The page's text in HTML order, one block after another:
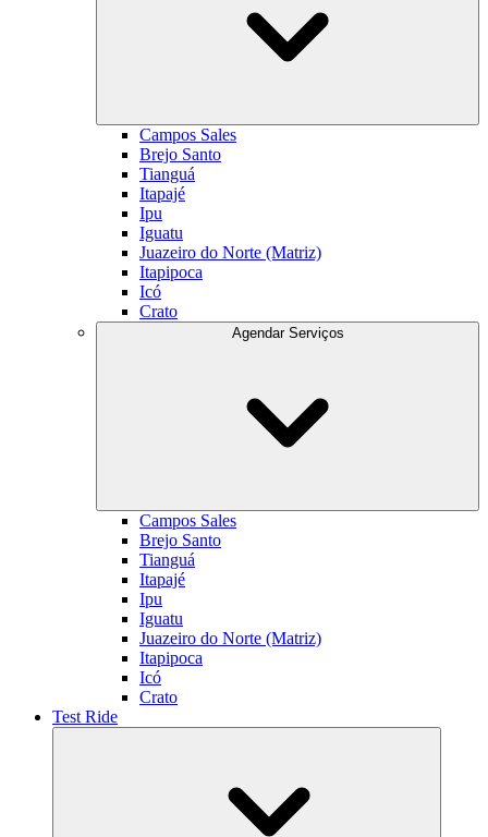
Campos Sales
Brejo Santo
Tianguá
Itapajé
Ipu
Iguatu
Juazeiro do Norte (Matriz)
Itapipoca
Icó
Crato
Campos Sales
Brejo Santo
Tianguá
Itapajé
Ipu
Iguatu
Juazeiro do Norte (Matriz)
Itapipoca
Icó
Crato
Test Ride